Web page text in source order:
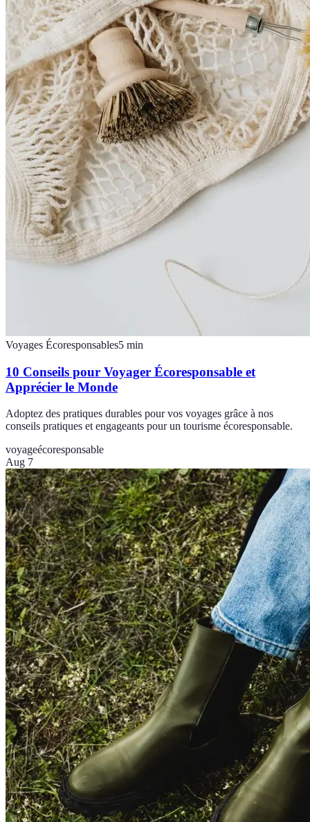
Voyages Écoresponsables5 min
10 Conseils pour Voyager Écoresponsable et
Apprécier le Monde
Adoptez des pratiques durables pour vos voyages grâce à nos
conseils pratiques et engageants pour un tourisme écoresponsable.
voyageécoresponsable
Aug 7